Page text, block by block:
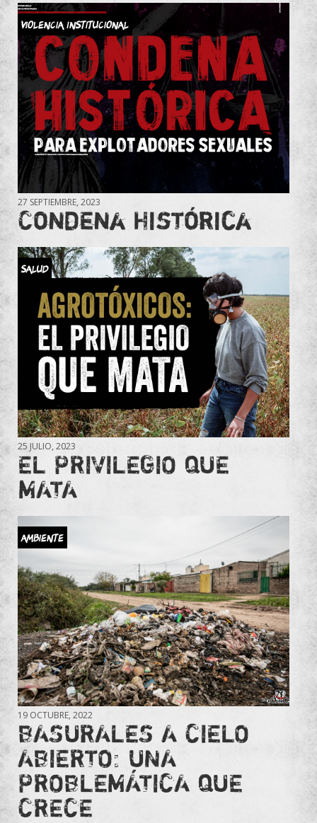
Violencia Institucional
27 SEPTIEMBRE, 2023
Condena Histórica
SALUD
25 JULIO, 2023
EL PRIVILEGIO QUE
MATA
Ambiente
19 OCTUBRE, 2022
BASURALES A CIELO
ABIERTO: UNA
PROBLEMÁTICA QUE
CRECE